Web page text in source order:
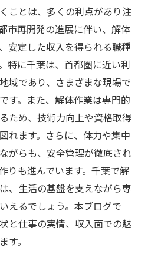
ことは、多くの利点があり注
市再開発の進展に伴い、解体
安定した収入を得られる職種
特に千葉は、首都圏に近い利
域であり、さまざまな現場で
す。また、解体作業は専門的
ため、技術力向上や資格取得
れます。さらに、体力や集中
がらも、安全管理が徹底され
りも進んでいます。千葉で解
、生活の基盤を支えながら専
えるでしょう。本ブログで
と仕事の実情、収入面での魅
す。